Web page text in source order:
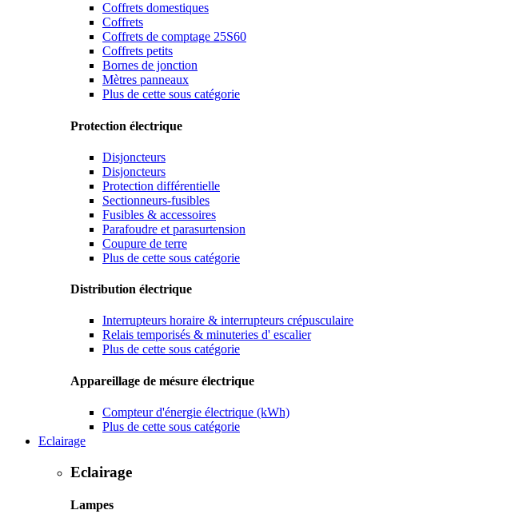
Coffrets domestiques
Coffrets
Coffrets de comptage 25S60
Coffrets petits
Bornes de jonction
Mètres panneaux
Plus de cette sous catégorie
Protection électrique
Disjoncteurs
Disjoncteurs
Protection différentielle
Sectionneurs-fusibles
Fusibles & accessoires
Parafoudre et parasurtension
Coupure de terre
Plus de cette sous catégorie
Distribution électrique
Interrupteurs horaire & interrupteurs crépusculaire
Relais temporisés & minuteries d' escalier
Plus de cette sous catégorie
Appareillage de mésure électrique
Compteur d'énergie électrique (kWh)
Plus de cette sous catégorie
Eclairage
Eclairage
Lampes